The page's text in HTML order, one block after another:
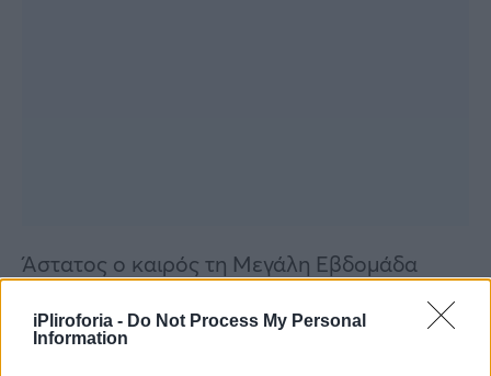
iPliroforia - Do Not Process My Personal
Information
Άστατος ο καιρός τη Μεγάλη Εβδομάδα
αλλά και το Πάσχα σύμφωνα με τον Κλέαρχο
Μαρουσάκη.